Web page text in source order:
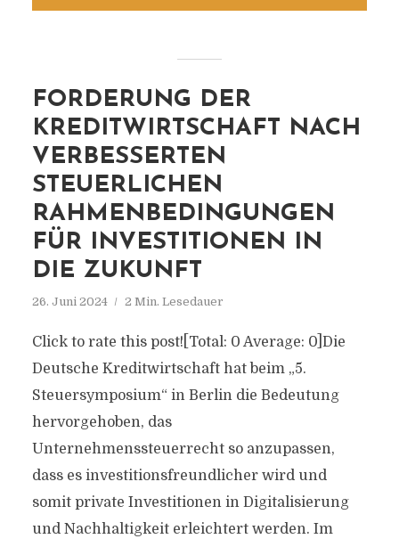
FORDERUNG DER
KREDITWIRTSCHAFT NACH
VERBESSERTEN
STEUERLICHEN
RAHMENBEDINGUNGEN
FÜR INVESTITIONEN IN
DIE ZUKUNFT
26. Juni 2024 2 Min. Lesedauer
Click to rate this post![Total: 0 Average: 0]Die
Deutsche Kreditwirtschaft hat beim „5.
Steuersymposium“ in Berlin die Bedeutung
hervorgehoben, das
Unternehmenssteuerrecht so anzupassen,
dass es investitionsfreundlicher wird und
somit private Investitionen in Digitalisierung
und Nachhaltigkeit erleichtert werden. Im